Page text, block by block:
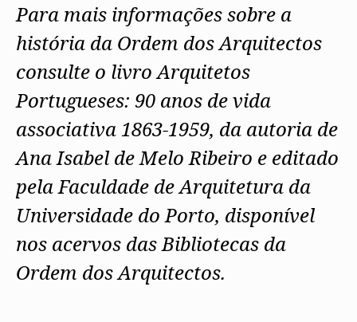
Para mais informações sobre a
história da Ordem dos Arquitectos
consulte o livro Arquitetos
Portugueses: 90 anos de vida
associativa 1863-1959, da autoria de
Ana Isabel de Melo Ribeiro e editado
pela Faculdade de Arquitetura da
Universidade do Porto, disponível
nos acervos das Bibliotecas da
Ordem dos Arquitectos.